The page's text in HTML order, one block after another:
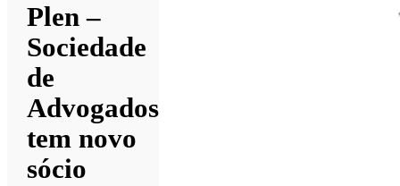
Plen –
Sociedade
de
Advogados
tem novo
sócio